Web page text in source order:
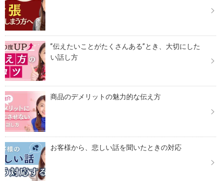
”伝えたいことがたくさんある”とき、大切にした
い話し方
商品のデメリットの魅力的な伝え方
お客様から、悲しい話を聞いたときの対応